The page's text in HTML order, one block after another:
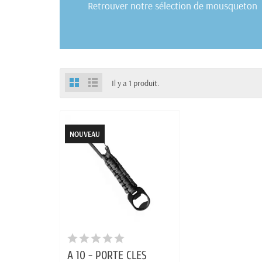
Retrouver notre sélection de mousqueton
Il y a 1 produit.
NOUVEAU
A 10 - PORTE CLES